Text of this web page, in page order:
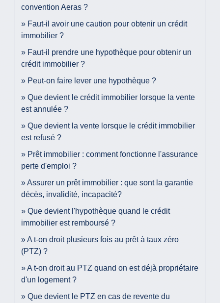
convention Aeras ?
Faut-il avoir une caution pour obtenir un crédit
immobilier ?
Faut-il prendre une hypothèque pour obtenir un
crédit immobilier ?
Peut-on faire lever une hypothèque ?
Que devient le crédit immobilier lorsque la vente
est annulée ?
Que devient la vente lorsque le crédit immobilier
est refusé ?
Prêt immobilier : comment fonctionne l'assurance
perte d'emploi ?
Assurer un prêt immobilier : que sont la garantie
décès, invalidité, incapacité?
Que devient l'hypothèque quand le crédit
immobilier est remboursé ?
A t-on droit plusieurs fois au prêt à taux zéro
(PTZ) ?
A t-on droit au PTZ quand on est déjà propriétaire
d'un logement ?
Que devient le PTZ en cas de revente du